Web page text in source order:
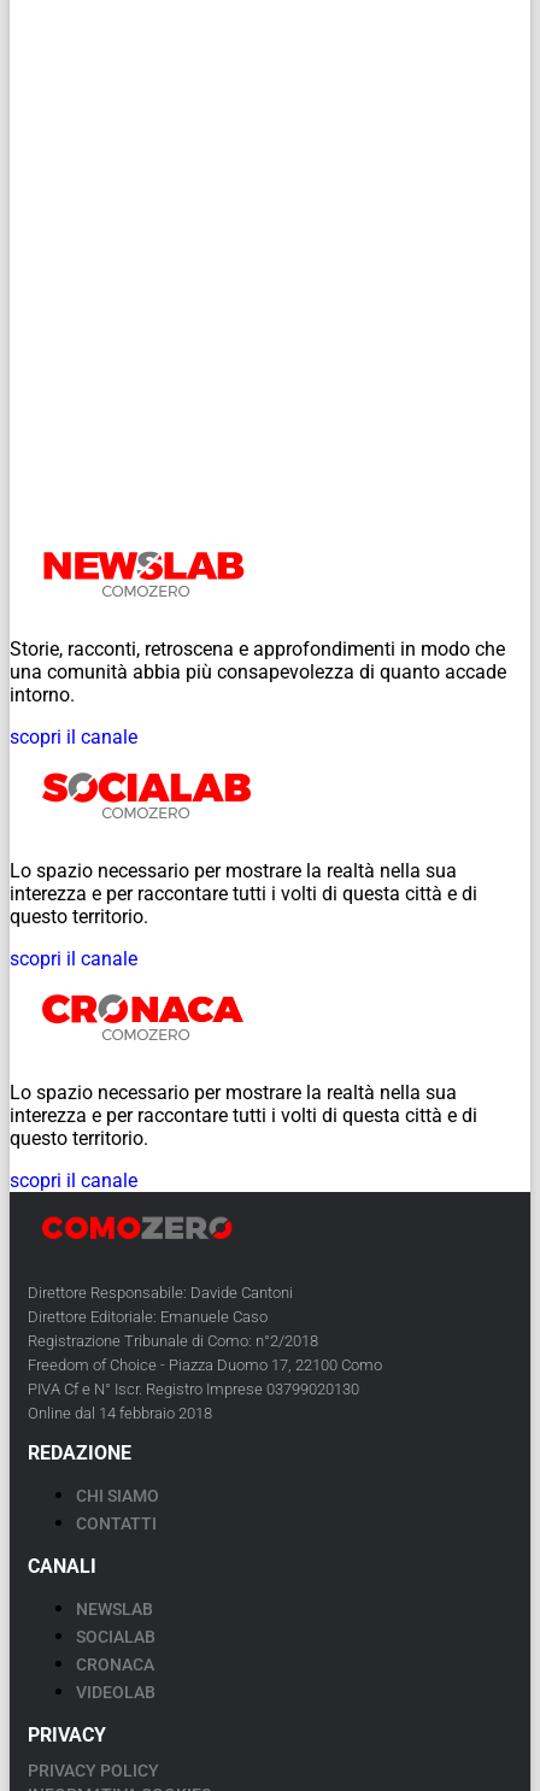
Storie, racconti, retroscena e approfondimenti in modo che
una comunità abbia più consapevolezza di quanto accade
intorno.
scopri il canale
Lo spazio necessario per mostrare la realtà nella sua
interezza e per raccontare tutti i volti di questa città e di
questo territorio.
scopri il canale
Lo spazio necessario per mostrare la realtà nella sua
interezza e per raccontare tutti i volti di questa città e di
questo territorio.
scopri il canale
Direttore Responsabile: Davide Cantoni
Direttore Editoriale: Emanuele Caso
Registrazione Tribunale di Como: n°2/2018
Freedom of Choice - Piazza Duomo 17, 22100 Como
PIVA Cf e N° Iscr. Registro Imprese 03799020130
Online dal 14 febbraio 2018
REDAZIONE
CHI SIAMO
CONTATTI
CANALI
NEWSLAB
SOCIALAB
CRONACA
VIDEOLAB
PRIVACY
PRIVACY POLICY